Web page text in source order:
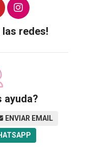
las redes!
ayuda?
ENVIAR EMAIL